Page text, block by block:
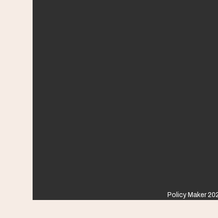
Policy Maker